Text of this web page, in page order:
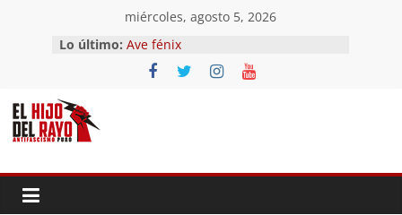
contenido
miércoles, agosto 5, 2026
Lo último: Ave fénix
¿Dios no existe?
First Time